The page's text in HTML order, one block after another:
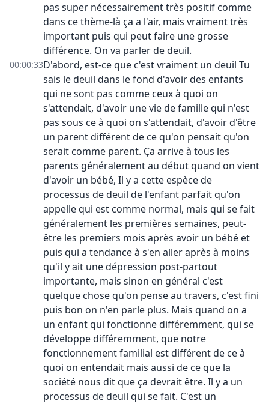
pas super nécessairement très positif comme
dans ce thème-là ça a l'air, mais vraiment très
important puis qui peut faire une grosse
différence. On va parler de deuil.
00:00:33D'abord, est-ce que c'est vraiment un deuil Tu
sais le deuil dans le fond d'avoir des enfants
qui ne sont pas comme ceux à quoi on
s'attendait, d'avoir une vie de famille qui n'est
pas sous ce à quoi on s'attendait, d'avoir d'être
un parent différent de ce qu'on pensait qu'on
serait comme parent. Ça arrive à tous les
parents généralement au début quand on vient
d'avoir un bébé, Il y a cette espèce de
processus de deuil de l'enfant parfait qu'on
appelle qui est comme normal, mais qui se fait
généralement les premières semaines, peut-
être les premiers mois après avoir un bébé et
puis qui a tendance à s'en aller après à moins
qu'il y ait une dépression post-partout
importante, mais sinon en général c'est
quelque chose qu'on pense au travers, c'est fini
puis bon on n'en parle plus. Mais quand on a
un enfant qui fonctionne différemment, qui se
développe différemment, que notre
fonctionnement familial est différent de ce à
quoi on entendait mais aussi de ce que la
société nous dit que ça devrait être. Il y a un
processus de deuil qui se fait. C'est un